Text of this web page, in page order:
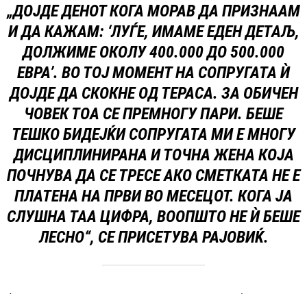
„ДОЈДЕ ДЕНОТ КОГА МОРАВ ДА ПРИЗНААМ
И ДА КАЖАМ: ‘ЛУЃЕ, ИМАМЕ ЕДЕН ДЕТАЉ,
ДОЛЖИМЕ ОКОЛУ 400.000 ДО 500.000
ЕВРА’. ВО ТОЈ МОМЕНТ НА СОПРУГАТА Ѝ
ДОЈДЕ ДА СКОКНЕ ОД ТЕРАСА. ЗА ОБИЧЕН
ЧОВЕК ТОА СЕ ПРЕМНОГУ ПАРИ. БЕШЕ
ТЕШКО БИДЕЈЌИ СОПРУГАТА МИ Е МНОГУ
ДИСЦИПЛИНИРАНА И ТОЧНА ЖЕНА КОЈА
ПОЧНУВА ДА СЕ ТРЕСЕ АКО СМЕТКАТА НЕ Е
ПЛАТЕНА НА ПРВИ ВО МЕСЕЦОТ. КОГА ЈА
СЛУШНА ТАА ЦИФРА, ВООПШТО НЕ Ѝ БЕШЕ
ЛЕСНО“, СЕ ПРИСЕТУВА РАЈОВИЌ.